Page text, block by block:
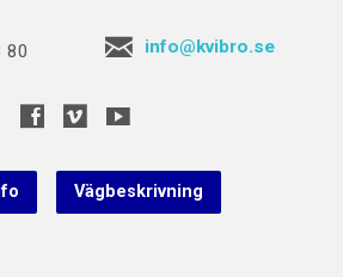
80 info@kvibro.se
Vägbeskrivning